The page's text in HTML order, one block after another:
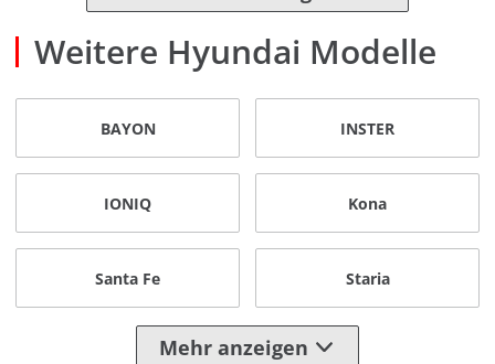
Weitere Hyundai Modelle
BAYON INSTER
IONIQ Kona
Santa Fe Staria
Mehr anzeigen